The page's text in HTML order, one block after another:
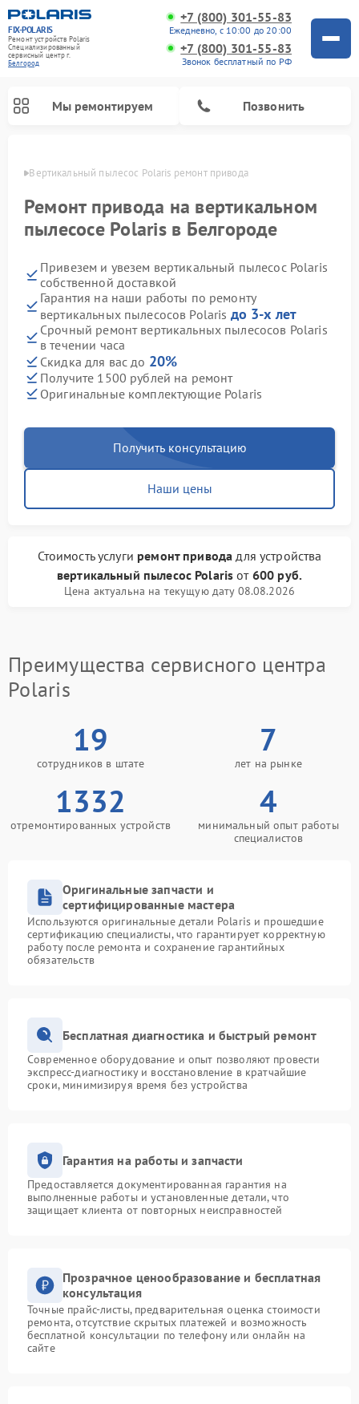
FIX-POLARIS
Ремонт устройств Polaris
Специализированный
cервисный центр г.
Белгород
+7 (800) 301-55-83
Ежедневно, с 10:00 до 20:00
+7 (800) 301-55-83
Звонок бесплатный по РФ
Мы ремонтируем Позвонить
Вертикальный пылесос Polaris ремонт привода
Ремонт привода на вертикальном
пылесосе Polaris в Белгороде
Привезем и увезем вертикальный пылесос Polaris
собственной доставкой
Гарантия на наши работы по ремонту
вертикальных пылесосов Polaris до 3-х лет
Срочный ремонт вертикальных пылесосов Polaris
в течении часа
Скидка для вас до 20%
Получите 1500 рублей на ремонт
Оригинальные комплектующие Polaris
Получить консультацию
Наши цены
Стоимость услуги ремонт привода для устройства
вертикальный пылесос Polaris от 600 руб.
Цена актуальна на текущую дату 08.08.2026
Преимущества сервисного центра
Polaris
19
сотрудников в штате
7
лет на рынке
1332
отремонтированных устройств
4
минимальный опыт работы
специалистов
Оригинальные запчасти и
сертифицированные мастера
Используются оригинальные детали Polaris и прошедшие
сертификацию специалисты, что гарантирует корректную
работу после ремонта и сохранение гарантийных
обязательств
Бесплатная диагностика и быстрый ремонт
Современное оборудование и опыт позволяют провести
экспресс-диагностику и восстановление в кратчайшие
сроки, минимизируя время без устройства
Гарантия на работы и запчасти
Предоставляется документированная гарантия на
выполненные работы и установленные детали, что
защищает клиента от повторных неисправностей
Прозрачное ценообразование и бесплатная
консультация
Точные прайс-листы, предварительная оценка стоимости
ремонта, отсутствие скрытых платежей и возможность
бесплатной консультации по телефону или онлайн на
сайте